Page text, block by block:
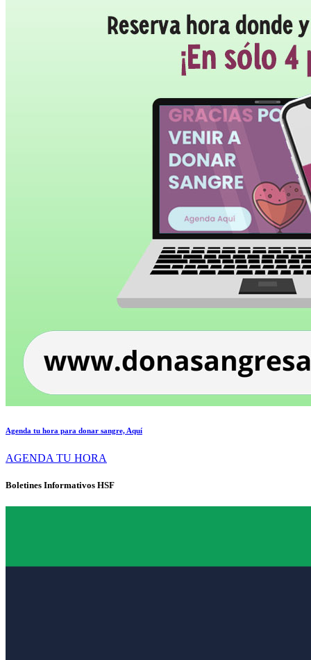
Agenda tu hora para donar sangre, Aquí
AGENDA TU HORA
Boletines Informativos HSF